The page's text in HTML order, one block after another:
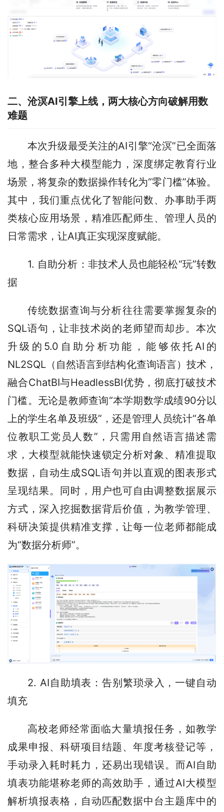
二、沧溟AI引擎上线，两大核心方向破解用数
难题
本次升级最受关注的AI引擎“沧溟”已全面落
地，整合多种大模型能力，深度绑定教育行业
场景，将复杂的数据操作转化为“零门槛”体验。
其中，我们重点优化了智能问数、办事助手两
类核心应用场景，精准匹配师生、管理人员的
日常需求，让AI真正实现深度赋能。
1. 自助分析：非技术人员也能轻松“玩”转数
据
传统数据查询与分析往往需要掌握复杂的
SQL语句，让非技术岗的老师望而却步。本次
升级的5.0自助分析功能，能够依托AI的
NL2SQL（自然语言到结构化查询语言）技术，
融合ChatBI与HeadlessBI优势，彻底打破技术
门槛。无论是教师查询“本学期数学成绩90分以
上的学生名单及班级”，还是管理人员统计“各单
位教职工党员人数”，只需用自然语言描述需
求，大模型就能快速锁定分析对象、精准提取
数据，自动生成SQL语句并以直观的图表形式
呈现结果。同时，用户也可自由调整数据展示
方式，深入挖掘数据背后价值，为教学管理、
科研决策提供精准支撑，让每一位老师都能成
为“数据分析师”。
2. AI自助填表：告别繁琐录入，一键自动
填充
高校老师经常面临大量填报任务，如教学
成果申报、科研项目结题、年度考核登记等，
手动录入耗时耗力，还易出现错误。而AI自助
填表功能堪称老师的高效助手，通过AI大模型
解析填报表格，自动匹配数据中台主题库中的